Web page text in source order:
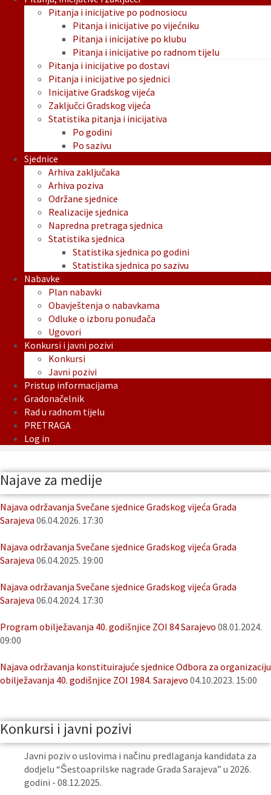
Pitanja i inicijative po podnosiocu
Pitanja i inicijative po vijećniku
Pitanja i inicijative po klubu
Pitanja i inicijative po radnom tijelu
Pitanja i inicijative po dostavi
Pitanja i inicijative po sjednici
Inicijative Gradskog vijeća
Zaključci Gradskog vijeća
Statistika pitanja i inicijativa
Po godini
Po sazivu
Sjednice
Arhiva zaključaka
Arhiva poziva
Održane sjednice
Realizacije sjednica
Napredna pretraga sjednica
Statistika sjednica
Statistika sjednica po godini
Statistika sjednica po sazivu
Nabavke
Plan nabavki
Obavještenja o nabavkama
Odluke o izboru ponuđača
Ugovori
Konkursi i javni pozivi
Konkursi
Javni pozivi
Pristup informacijama
Gradonačelnik
Rad u radnom tijelu
PRETRAGA
Log in
Najave za medije
Najava održavanja Svečane sjednice Gradskog vijeća Grada
Sarajeva 06.04.2026. 17:30
Najava održavanja Svečane sjednice Gradskog vijeća Grada
Sarajeva 06.04.2025. 19:00
Najava održavanja Svečane sjednice Gradskog vijeća Grada
Sarajeva 06.04.2024. 17:30
Program obilježavanja 40. godišnjice ZOI 84 Sarajevo 08.01.2024.
09:00
Najava održavanja konstituirajuće sjednice Odbora za organizaciju
obilježavanja 40. godišnjice ZOI 1984. Sarajevo 04.10.2023. 15:00
Konkursi i javni pozivi
Javni poziv o uslovima i načinu predlaganja kandidata za
dodjelu “Šestoaprilske nagrade Grada Sarajeva” u 2026.
godini - 08.12.2025.